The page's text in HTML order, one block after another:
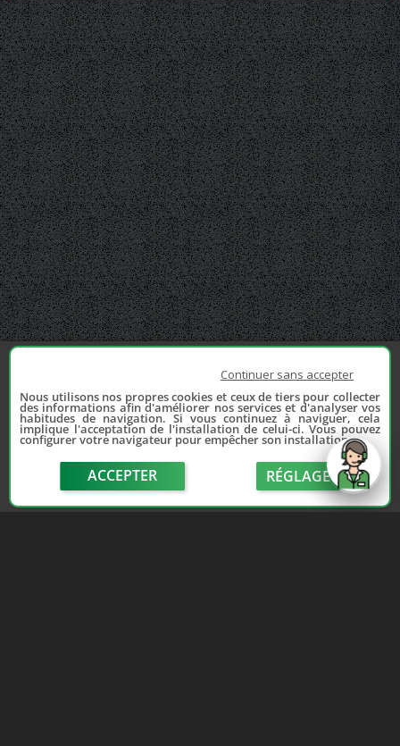
Continuer sans accepter
Nous utilisons nos propres cookies et ceux de tiers pour collecter
des informations afin d'améliorer nos services et d'analyser vos
habitudes de navigation. Si vous continuez à naviguer, cela
implique l'acceptation de l'installation de celui-ci. Vous pouvez
configurer votre navigateur pour empêcher son installation.
ACCEPTER RÉGLAGE